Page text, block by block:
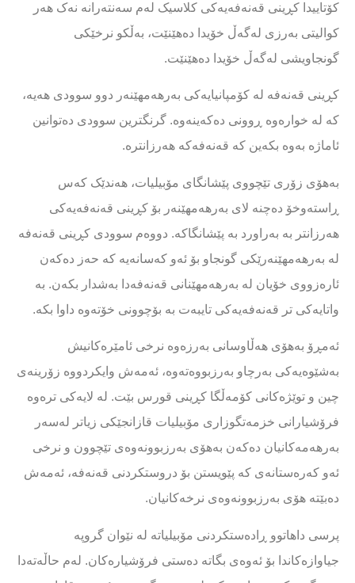
کۆتاییدا کڕینی قەنەفەیەکی کلاسیک لەم سەنتەرانە نەک هەر
کوالیتی بەرزی لەگەڵ خۆیدا دەهێنێت، بەڵکو نرخێکی
گونجاویشی لەگەڵ خۆیدا دەهێنێت.
کڕینی قەنەفە لە کۆمپانیایەکی بەرهەمهێنەر دوو سوودی هەیە،
کە لە خوارەوە ڕوونی دەکەینەوە. گرنگترین سوودی دەتوانین
ئاماژە بەوە بکەین کە قەنەفەکە هەرزانترە.
بەهۆی زۆری تێچووی پێشانگای مۆبیلیات، هەندێک کەس
ڕاستەوخۆ دەچنە لای بەرهەمهێنەر بۆ کڕینی قەنەفەیەکی
هەرزانتر بە بەراورد بە پێشانگاکە. دووەم سوودی کڕینی قەنەفە
لە بەرهەمهێنەرێکی گونجاو بۆ ئەو کەسانەیە کە حەز دەکەن
ئارەزووی خۆیان لە بەرهەمهێنانی قەنەفەدا بەشدار بکەن. بە
واتایەکی تر قەنەفەیەکی تایبەت بە بۆچوونی خۆتەوە داوا بکە.
ئەمڕۆ بەهۆی هەڵاوسانی بەرزەوە نرخی ئامێرەکانیش
بەشێوەیەکی بەرچاو بەرزبووەتەوە، ئەمەش وایکردووە زۆرینەی
چین و توێژەکانی کۆمەڵگا کڕینی قورس بێت. لە لایەکی ترەوە
فرۆشیارانی خزمەتگوزاری مۆبیلیات قازانجێکی زیاتر لەسەر
بەرهەمەکانیان دەکەن بەهۆی بەرزبوونەوەی تێچوون و نرخی
ئەو کەرەستانەی کە پێویستن بۆ دروستکردنی قەنەفە، ئەمەش
دەبێتە هۆی بەرزبوونەوەی نرخەکانیان.
پرسی داهاتوو ڕادەستکردنی مۆبیلیاتە لە نێوان گروپە
جیاوازەکاندا بۆ ئەوەی بگاتە دەستی فرۆشیارەکان. لەم حاڵەتەدا